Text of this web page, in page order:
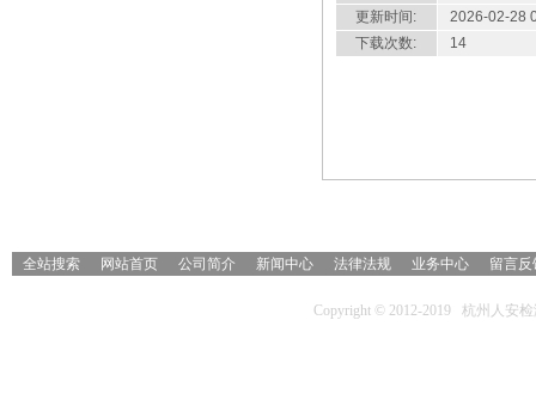
更新时间:
2026-02-28
下载次数:
14
全站搜索 网站首页 公司简介 新闻中心 法律法规 业务中心 留言反
Copyright © 2012-2019 杭州人安